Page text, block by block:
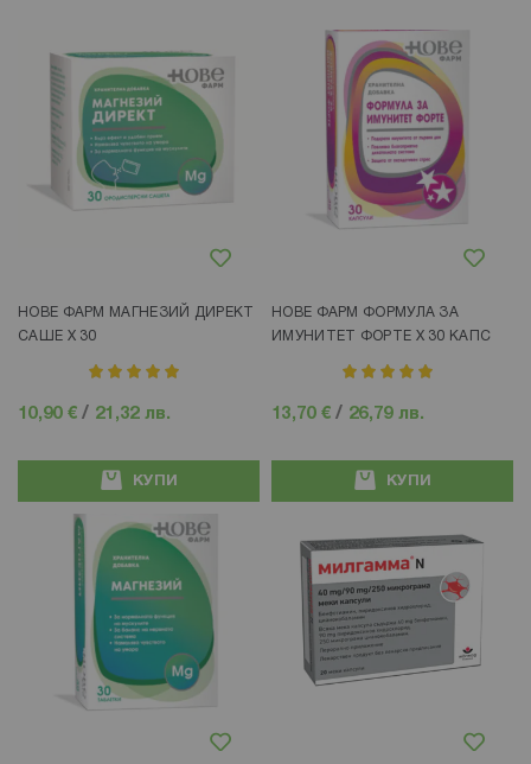
НОВЕ ФАРМ МАГНЕЗИЙ ДИРЕКТ
САШЕ Х 30
рейтинг:
10,90 € / 21,32 лв.
КУПИ
НОВЕ ФАРМ ФОРМУЛА ЗА
ИМУНИТЕТ ФОРТЕ Х 30 КАПС
рейтинг:
13,70 € / 26,79 лв.
КУПИ